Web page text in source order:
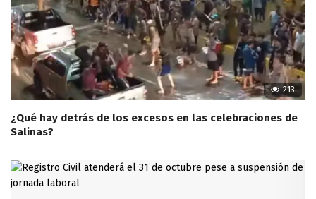
213
¿Qué hay detrás de los excesos en las celebraciones de
Salinas?